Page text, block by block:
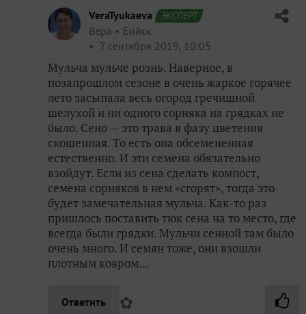
VeraTyukaeva ЭКСПЕРТ
Вера
Бийск
7 сентября 2019, 10:05
Мульча мульче рознь. Наверное, в
позапрошлом сезоне в очень жаркое горячее
лето засыпала весь огород гречишной
шелухой и ни одного сорняка на грядках не
было. Сено — это трава в фазу цветения
скошенная. То есть она обсемененная
естественно. И эти семена обязательно
взойдут. Если из сена сделать компост,
семена сорняков в нем «сгорят», тогда это
будет замечательная мульча. Как-то раз
пришлось поставить тюк сена на то место, где
всегда были грядки. Мульчи сенной там было
очень много. И семян тоже, они взошли
плотным ковром…
Ответить ✿